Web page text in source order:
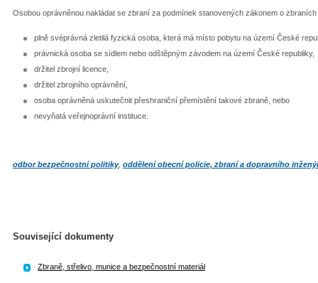
Osobou oprávněnou nakládat se zbraní za podmínek stanovených zákonem o
plně svéprávná zletilá fyzická osoba, která má místo pobytu na území České
právnická osoba se sídlem nebo odštěpným závodem na území České republiky,
držitel zbrojní licence,
držitel zbrojního oprávnění,
osoba oprávněná uskutečnit přeshraniční přemístění takové zbraně, nebo
nevyňatá veřejnoprávní instituce.
odbor bezpečnostní politiky, oddělení obecní policie, zbraní a dopravního
Související dokumenty
Zbraně, střelivo, munice a bezpečnostní materiál